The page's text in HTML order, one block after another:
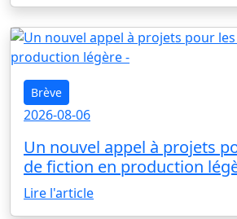
Brève
2026-08-06
Un nouvel appel à projets
de fiction en production
Lire l'article